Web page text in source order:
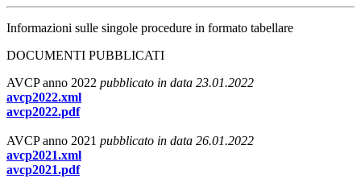
Informazioni sulle singole procedure in formato tabellare
DOCUMENTI PUBBLICATI
AVCP anno 2022 pubblicato in data 23.01.2022
avcp2022.xml
avcp2022.pdf
AVCP anno 2021 pubblicato in data 26.01.2022
avcp2021.xml
avcp2021.pdf